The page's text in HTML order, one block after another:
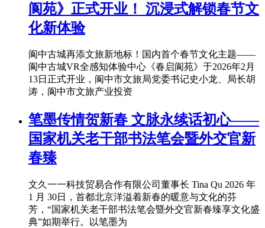
阆苑》正式开业！ 沉浸式解锁春节文
化新体验
阆中古城再添文旅新地标！国内首个春节文化主题——
阆中古城VR全感知体验中心《春启阆苑》于2026年2月
13日正式开业，阆中市文旅局党委书记史小龙、局长胡
涛，阆中市文旅产业投资
笔墨传情贺新春 文脉永续话初心——
国家机关老干部书法笔会暨外交官新
春臻
文久一一科技贸易合作有限公司董事长 Tina Qu 2026 年
1 月 30日，首都北京洋溢着新春的暖意与文化的芬
芳，“国家机关老干部书法笔会暨外交官新春臻享文化盛
典”如期举行。以笔墨为